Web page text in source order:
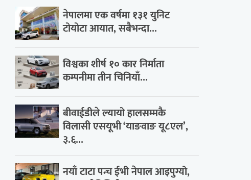
नेपालमा एक वर्षमा १३१ युनिट
टोयोटा आयात, सबैभन्दा...
विश्वका शीर्ष १० कार निर्माता
कम्पनीमा तीन चिनियाँ...
बीवाईडीले ल्यायो हालसम्मकै
विलासी एसयूभी ‘याङवाङ यू८एल’,
३.६...
नयाँ टाटा पन्च ईभी नेपाल आइपुग्यो,